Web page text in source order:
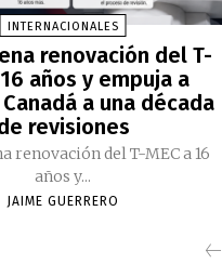
INTERNACIONALES
renovación del T-
16 años y empuja a
a una década
revisiones
renovación del T-MEC a 16
años y...
JAIME GUERRERO